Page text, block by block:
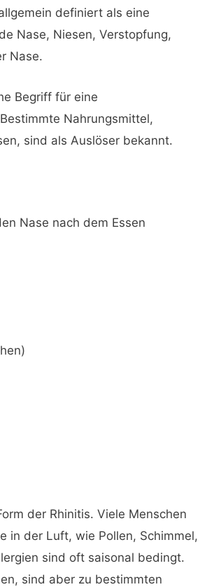
definiert als eine
Nase, Niesen, Verstopfung,
Nase.
Begriff für eine
Nahrungsmittel,
sind als Auslöser bekannt.
Nase nach dem Essen
der Rhinitis. Viele Menschen
in der Luft, wie Pollen, Schimmel,
sind oft saisonal bedingt.
sind aber zu bestimmten